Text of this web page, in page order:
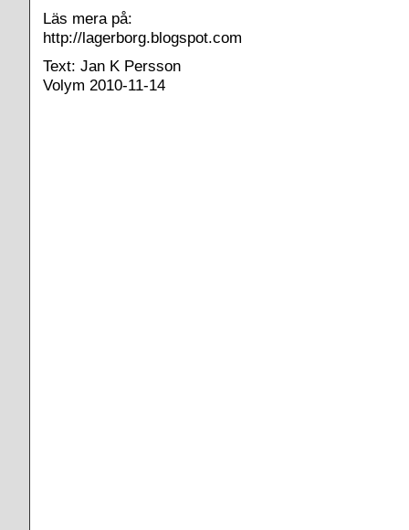
Läs mera på:
http://lagerborg.blogspot.com
Text: Jan K Persson
Volym 2010-11-14